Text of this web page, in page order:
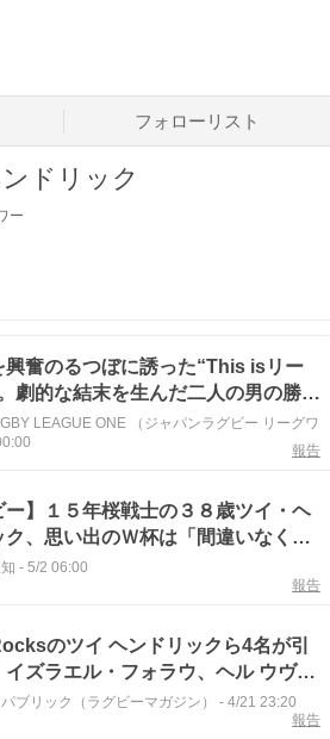
フォローリスト
ドリック
ー
興奮のるつぼに誘った“This isリー
劇的な結末を生んだ二人の男の勝負
LEAGUE ONE （ジャパンラグビー リーグワ
報告
ー】１５年桜戦士の３８歳ツイ・ヘ
ク、思い出のＷ杯は「間違いなく、
年」 引退後は指導者を志す「コー
- 5/2 06:00
報告
のツイ ヘンドリックら4名が引
イズラエル・フォラウ、ヘル ウヴェ
団
ブリック（ラグビーマガジン） - 4/21 23:20
報告